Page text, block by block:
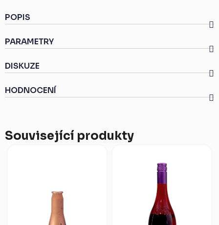
POPIS
PARAMETRY
DISKUZE
HODNOCENÍ
Související produkty